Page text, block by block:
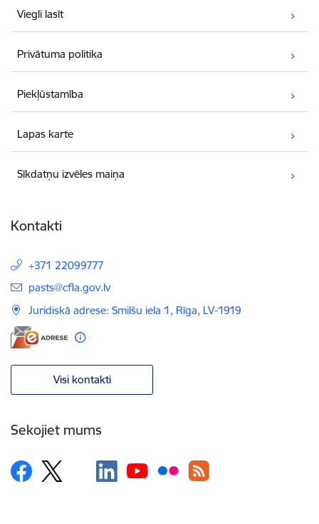
Viegli lasīt
Privātuma politika
Piekļūstamība
Lapas karte
Sīkdatņu izvēles maiņa
Kontakti
+371 22099777
E-pasts:
pasts@cfla.gov.lv
Juridiskā adrese: Smilšu iela 1, Rīga, LV-1919
Visi kontakti
Sekojiet mums